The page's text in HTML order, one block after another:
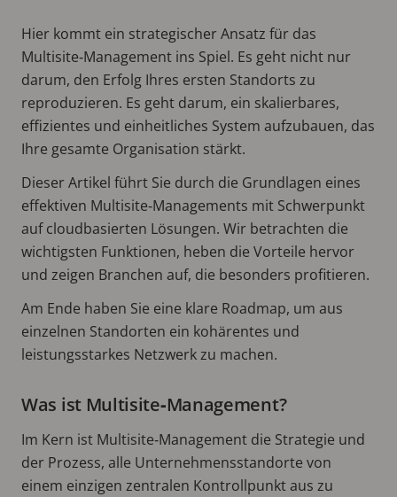
Hier kommt ein strategischer Ansatz für das
Multisite‑Management ins Spiel. Es geht nicht nur
darum, den Erfolg Ihres ersten Standorts zu
reproduzieren. Es geht darum, ein skalierbares,
effizientes und einheitliches System aufzubauen, das
Ihre gesamte Organisation stärkt.
Dieser Artikel führt Sie durch die Grundlagen eines
effektiven Multisite‑Managements mit Schwerpunkt
auf cloudbasierten Lösungen. Wir betrachten die
wichtigsten Funktionen, heben die Vorteile hervor
und zeigen Branchen auf, die besonders profitieren.
Am Ende haben Sie eine klare Roadmap, um aus
einzelnen Standorten ein kohärentes und
leistungsstarkes Netzwerk zu machen.
Was ist Multisite‑Management?
Im Kern ist Multisite‑Management die Strategie und
der Prozess, alle Unternehmensstandorte von
einem einzigen zentralen Kontrollpunkt aus zu